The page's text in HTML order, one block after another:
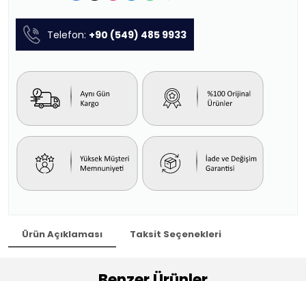
Telefon: +90 (549) 485 9933
Ürün Açıklaması Taksit Seçenekleri